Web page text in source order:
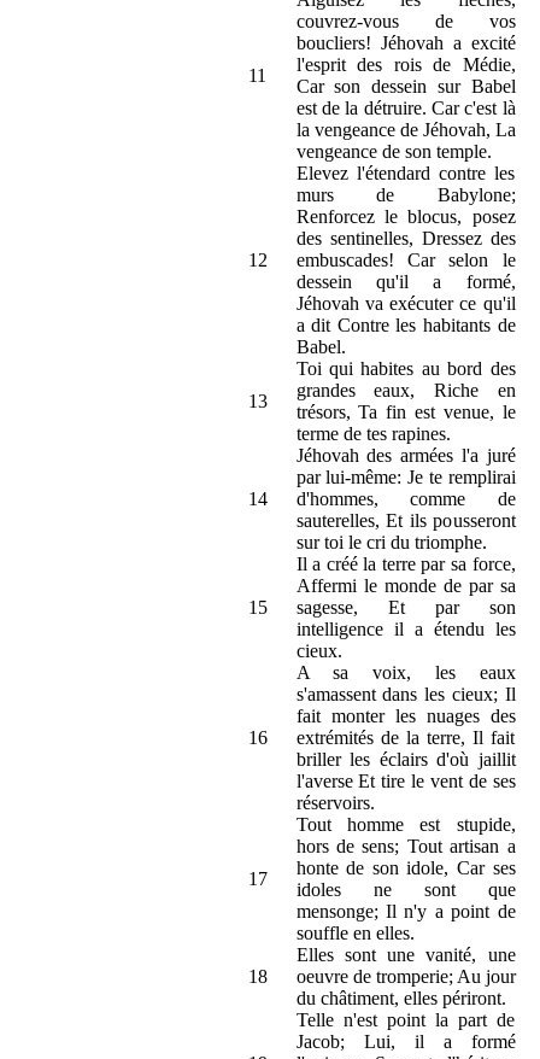
11
couvrez-vous de vos
boucliers! Jéhovah a excité
l'esprit des rois de Médie,
Car son dessein sur Babel
est de la détruire. Car c'est là
la vengeance de Jéhovah, La
vengeance de son temple.
12
Elevez l'étendard contre les
murs de Babylone;
Renforcez le blocus, posez
des sentinelles, Dressez des
embuscades! Car selon le
dessein qu'il a formé,
Jéhovah va exécuter ce qu'il
a dit Contre les habitants de
Babel.
13
Toi qui habites au bord des
grandes eaux, Riche en
trésors, Ta fin est venue, le
terme de tes rapines.
14
Jéhovah des armées l'a juré
par lui-même: Je te remplirai
d'hommes, comme de
sauterelles, Et ils pousseront
sur toi le cri du triomphe.
15
Il a créé la terre par sa force,
Affermi le monde de par sa
sagesse, Et par son
intelligence il a étendu les
cieux.
16
A sa voix, les eaux
s'amassent dans les cieux; Il
fait monter les nuages des
extrémités de la terre, Il fait
briller les éclairs d'où jaillit
l'averse Et tire le vent de ses
réservoirs.
17
Tout homme est stupide,
hors de sens; Tout artisan a
honte de son idole, Car ses
idoles ne sont que
mensonge; Il n'y a point de
souffle en elles.
18
Elles sont une vanité, une
oeuvre de tromperie; Au jour
du châtiment, elles périront.
Telle n'est point la part de
Jacob; Lui, il a formé